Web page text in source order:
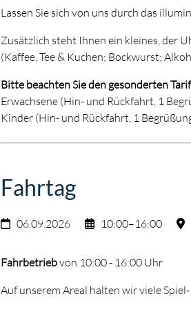
Lassen Sie sich von uns durch das
Zusätzlich steht Ihnen ein kleines, der
(Kaffee, Tee & Kuchen; Bockwurst;
Bitte beachten Sie den gesonderten
Erwachsene (Hin- und Rückfahrt, 1
Kinder (Hin- und Rückfahrt, 1
Fahrtag
06.09.2026 10:00–16:00
Fahrbetriebvon 10:00 - 16:00 Uhr
Auf unserem Areal halten wir viele